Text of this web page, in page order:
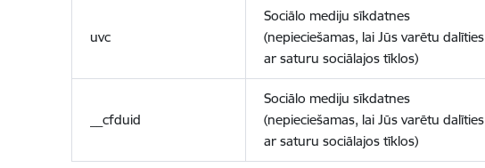
uvc
Sociālo mediju sīkdatnes
(nepieciešamas, lai Jūs varētu dalīties
ar saturu sociālajos tīklos)
__cfduid
Sociālo mediju sīkdatnes
(nepieciešamas, lai Jūs varētu dalīties
ar saturu sociālajos tīklos)